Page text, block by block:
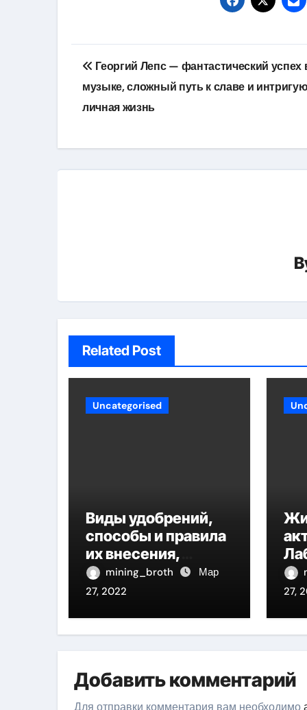
Навигация
по
записям
Георгий Лепс — фантастический успех
музыке, сложный путь к славе и
личная жизнь
Related Post
Uncategorised
Виды удобрений,
способы и правила
их внесения,
польза и вред
применения
mining_broth
Мар
27, 2022
27,
Добавить комментарий
Для отправки комментария вам необходимо